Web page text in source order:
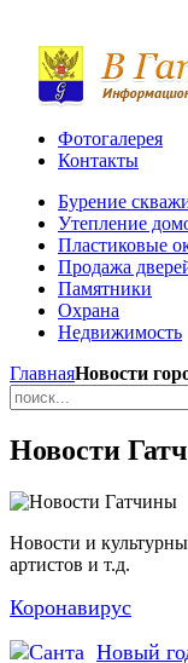
Фотогалерея
Контакты
Бурение
Утепление
Пластиковые
Продажа
Памятники
Охрана
Недвижимость
ГлавнаяНовости
Новости
Новости и
артистов и т.д.
Коронавирус
Новый